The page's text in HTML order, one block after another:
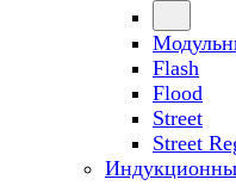
Flash
Flood
Street
Street